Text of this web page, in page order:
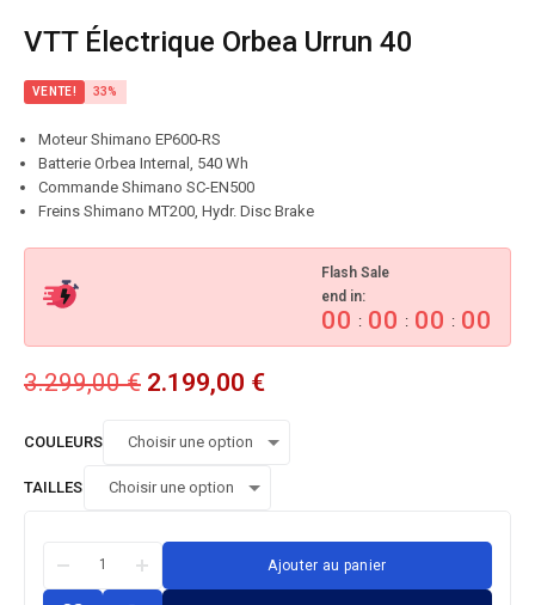
VTT Électrique Orbea Urrun 40
VENTE! 33%
Moteur Shimano EP600-RS
Batterie Orbea Internal, 540 Wh
Commande Shimano SC-EN500
Freins Shimano MT200, Hydr. Disc Brake
Flash Sale
end in:
00 : 00 : 00 : 00
3.299,00€ 2.199,00 €
COULEURS
TAILLES
Ajouter au panier